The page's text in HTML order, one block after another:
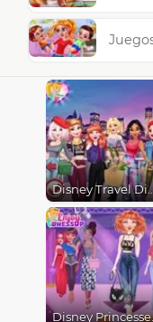
Disney Travel